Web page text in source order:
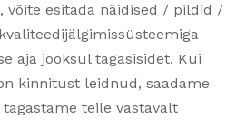
võite esitada näidised / pildid /
aja jooksul tagasisidet. Kui
kinnitust leidnud, saadame
teile vastavalt